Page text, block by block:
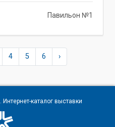
Павильон №1
4 5 6 ›
. Интернет-каталог выставки